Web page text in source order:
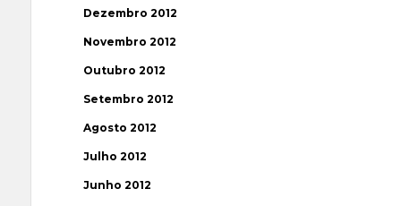
Dezembro 2012
Novembro 2012
Outubro 2012
Setembro 2012
Agosto 2012
Julho 2012
Junho 2012